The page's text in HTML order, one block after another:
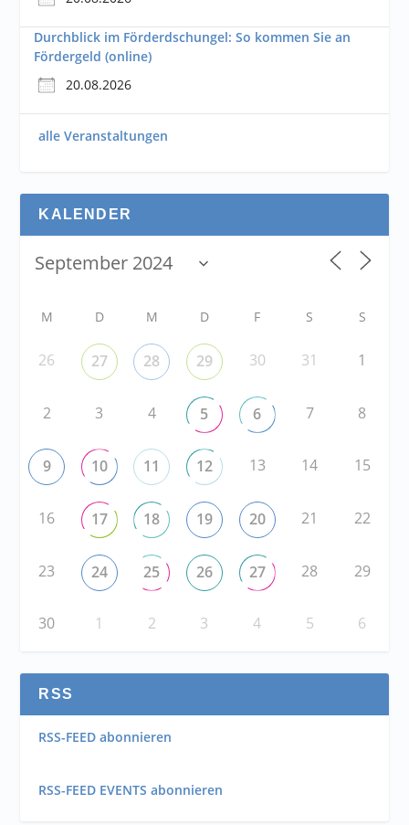
Durchblick im Förderdschungel: So kommen Sie an
Fördergeld (online)
20.08.2026
alle Veranstaltungen
KALENDER
M D M D F S S
26 27 28 29 30 31 1
2 3 4 5 6 7 8
9 10 11 12 13 14 15
16 17 18 19 20 21 22
23 24 25 26 27 28 29
30 1 2 3 4 5 6
RSS
RSS-FEED abonnieren
RSS-FEED EVENTS abonnieren